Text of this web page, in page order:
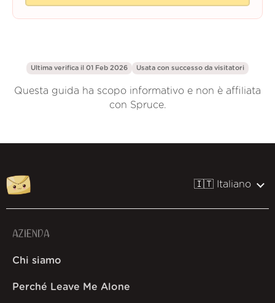
Ultima verifica il 01 Feb 2026 Usata con successo da visitatori
Questa guida ha scopo informativo e non è affiliata
con Spruce.
🇮🇹 Italiano
AZIENDA
Chi siamo
Perché Leave Me Alone